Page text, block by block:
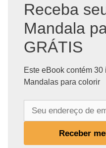
Receba
Mandala
GRÁTIS
Este eBook contém
Mandalas para colorir
Receber